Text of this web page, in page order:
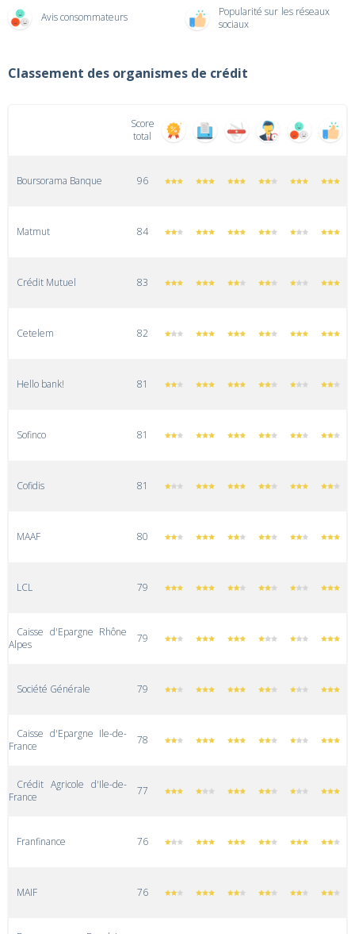
Avis consommateurs
Popularité sur les réseaux
sociaux
Classement des organismes de crédit
Score
total
Boursorama Banque 96
Matmut 84
Crédit Mutuel 83
Cetelem 82
Hello bank! 81
Sofinco 81
Cofidis 81
MAAF 80
LCL 79
Caisse d'Epargne Rhône
Alpes
79
Société Générale 79
Caisse d'Epargne Ile-de-
France
78
Crédit Agricole d'Ile-de-
France
77
Franfinance 76
MAIF 76